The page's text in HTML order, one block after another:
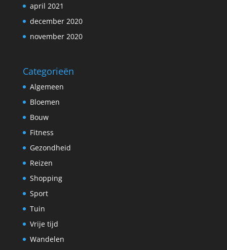
april 2021
december 2020
november 2020
Categorieën
Algemeen
Bloemen
Bouw
Fitness
Gezondheid
Reizen
Shopping
Sport
Tuin
Vrije tijd
Wandelen